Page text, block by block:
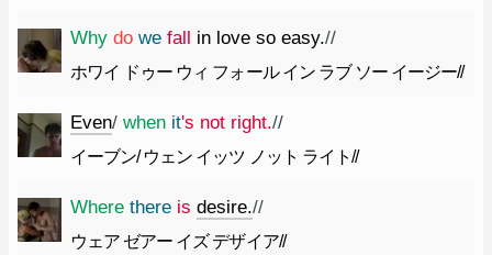
Why do we fall in love so easy.//
ホワイ ドゥー ウィ フォール イン ラブ ソー イージー//
Even/ when it's not right.//
イーブン/ ウェン イッツ ノット ライト//
Where there is desire.//
ウェア ゼアー イズ デザイア//